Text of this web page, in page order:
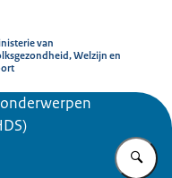
van
Welzijn en